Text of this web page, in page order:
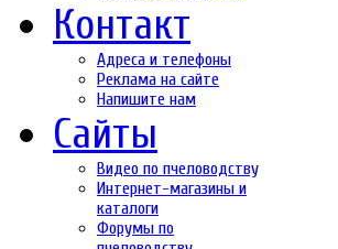
Контакт
Адреса и телефоны
Реклама на сайте
Напишите нам
Сайты
Видео по пчеловодству
Интернет-магазины и
каталоги
Форумы по